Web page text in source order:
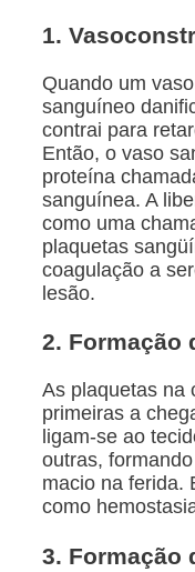
1.
Quando um
sanguíneo
contrai para
Então, o vaso
proteína
sanguínea. A
como uma
plaquetas
coagulação a
lesão.
2. Formação
As plaquetas na
primeiras a
ligam-se ao
outras,
macio na ferida.
como
3. Formação